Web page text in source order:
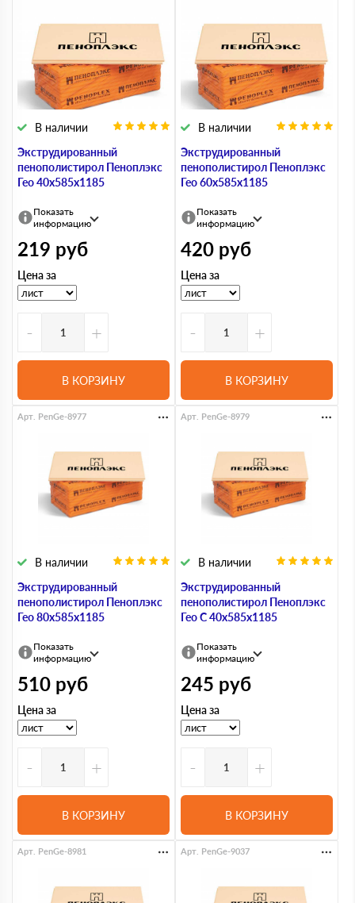
Экструдированный
пенополистирол Пеноплэкс
Гео 40х585х1185
В наличии
Показать
информацию
219 руб
Цена за
- +
В КОРЗИНУ
Экструдированный
пенополистирол Пеноплэкс
Гео 60х585х1185
В наличии
Показать
информацию
420 руб
Цена за
- +
В КОРЗИНУ
Экструдированный
пенополистирол Пеноплэкс
Гео 80х585х1185
В наличии
Арт. PenGe-8977
Показать
информацию
510 руб
Цена за
- +
В КОРЗИНУ
Экструдированный
пенополистирол Пеноплэкс
Гео С 40х585х1185
В наличии
Арт. PenGe-8979
Показать
информацию
245 руб
Цена за
- +
В КОРЗИНУ
Арт. PenGe-8981 Арт. PenGe-9037